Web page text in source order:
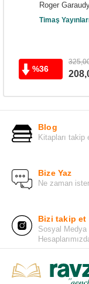
Roger
Timaş
%36
Blog
Kitapları takip
Bize Yaz
Ne zaman
Bizi takip et
Sosyal Medya